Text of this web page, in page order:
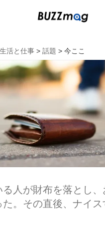
生活と仕事 > 話題 > 今ここ
る人が財布を落とし
。その直後、ナイス